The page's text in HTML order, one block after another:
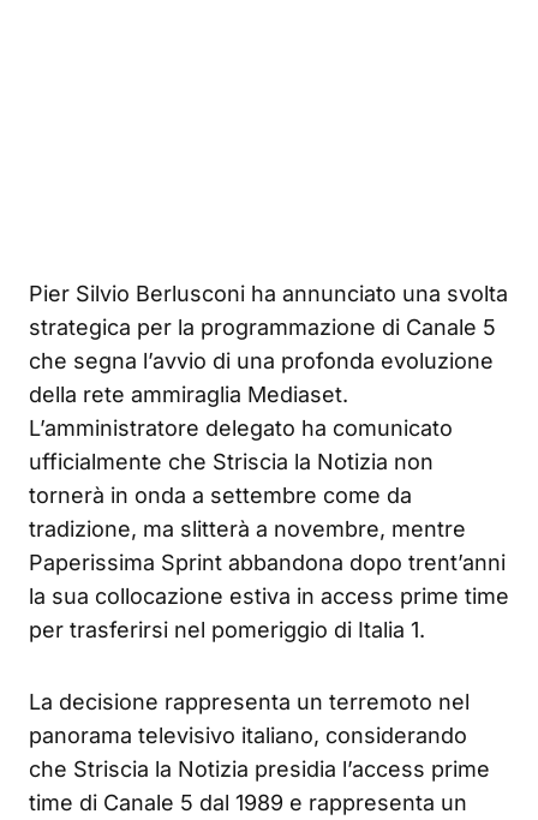
Pier Silvio Berlusconi ha annunciato una svolta
strategica per la programmazione di Canale 5
che segna l’avvio di una profonda evoluzione
della rete ammiraglia Mediaset.
L’amministratore delegato ha comunicato
ufficialmente che Striscia la Notizia non
tornerà in onda a settembre come da
tradizione, ma slitterà a novembre, mentre
Paperissima Sprint abbandona dopo trent’anni
la sua collocazione estiva in access prime time
per trasferirsi nel pomeriggio di Italia 1.
La decisione rappresenta un terremoto nel
panorama televisivo italiano, considerando
che Striscia la Notizia presidia l’access prime
time di Canale 5 dal 1989 e rappresenta un